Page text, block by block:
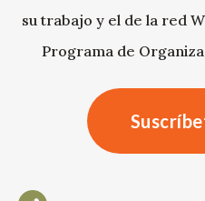
su trabajo y el de la red
Programa de